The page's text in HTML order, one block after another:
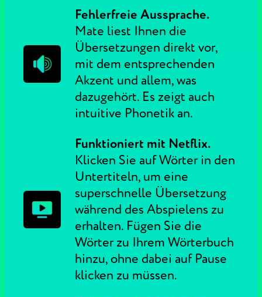
Fehlerfreie Aussprache.
Mate liest Ihnen die
Übersetzungen direkt vor,
mit dem entsprechenden
Akzent und allem, was
dazugehört. Es zeigt auch
intuitive Phonetik an.
Funktioniert mit Netflix.
Klicken Sie auf Wörter in den
Untertiteln, um eine
superschnelle Übersetzung
während des Abspielens zu
erhalten. Fügen Sie die
Wörter zu Ihrem Wörterbuch
hinzu, ohne dabei auf Pause
klicken zu müssen.